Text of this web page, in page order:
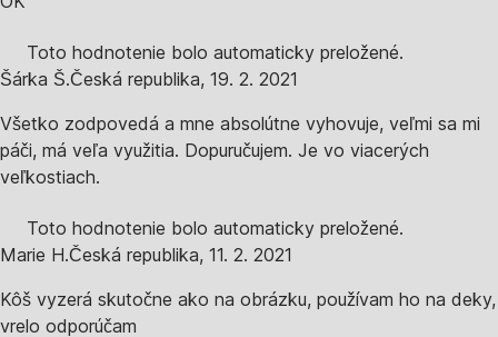
Toto hodnotenie bolo automaticky preložené.
Šárka Š.Česká republika, 19. 2. 2021
Všetko zodpovedá a mne absolútne vyhovuje, veľmi sa mi
páči, má veľa využitia. Dopuručujem. Je vo viacerých
veľkostiach.
Toto hodnotenie bolo automaticky preložené.
Marie H.Česká republika, 11. 2. 2021
Kôš vyzerá skutočne ako na obrázku, používam ho na deky,
vrelo odporúčam